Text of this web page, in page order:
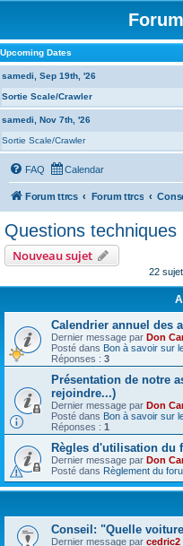
Upcoming Dates
samedi, Sep 19th, '26
Sortie Scale/Crawler
samedi, Nov 7th, '26
Sortie Scale/Crawler
FAQ Calendar
Forum ttrcs Forum ttrcs
Questions techniques
Nouveau sujet
22
Calendrier annuel des
Dernier message par Don
Posté dans Bon à savoir sur
Réponses : 3
Présentation de notre
rejoindre...)
Dernier message par Don
Posté dans Bon à savoir sur
Réponses : 1
Règles d'utilisation du
Dernier message par Don
Posté dans Règlement du
Conseil: "Quelle
Dernier message par cedric2